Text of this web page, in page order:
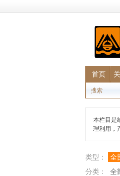
首页
搜索
本栏目是
理利用，
类型： 全
分类：
全